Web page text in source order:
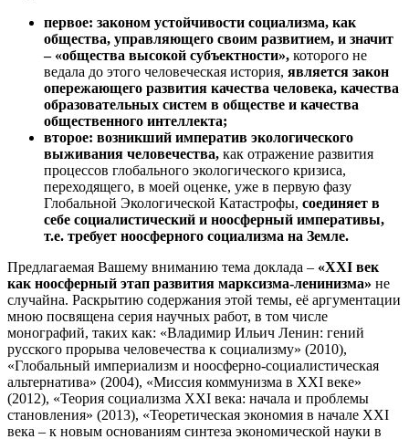
первое: законом устойчивости социализма, как
общества, управляющего своим развитием, и значит
– «общества высокой субъектности», которого не
ведала до этого человеческая история, является закон
опережающего развития качества человека, качества
образовательных систем в обществе и качества
общественного интеллекта;
второе: возникший императив экологического
выживания человечества, как отражение развития
процессов глобального экологического кризиса,
переходящего, в моей оценке, уже в первую фазу
Глобальной Экологической Катастрофы, соединяет в
себе социалистический и ноосферный императивы,
т.е. требует ноосферного социализма на Земле.
Предлагаемая Вашему вниманию тема доклада – «XXI век
как ноосферный этап развития марксизма-ленинизма» не
случайна. Раскрытию содержания этой темы, её аргументации
мною посвящена серия научных работ, в том числе
монографий, таких как: «Владимир Ильич Ленин: гений
русского прорыва человечества к социализму» (2010),
«Глобальный империализм и ноосферно-социалистическая
альтернатива» (2004), «Миссия коммунизма в XXI веке»
(2012), «Теория социализма XXI века: начала и проблемы
становления» (2013), «Теоретическая экономия в начале XXI
века – к новым основаниям синтеза экономической науки в